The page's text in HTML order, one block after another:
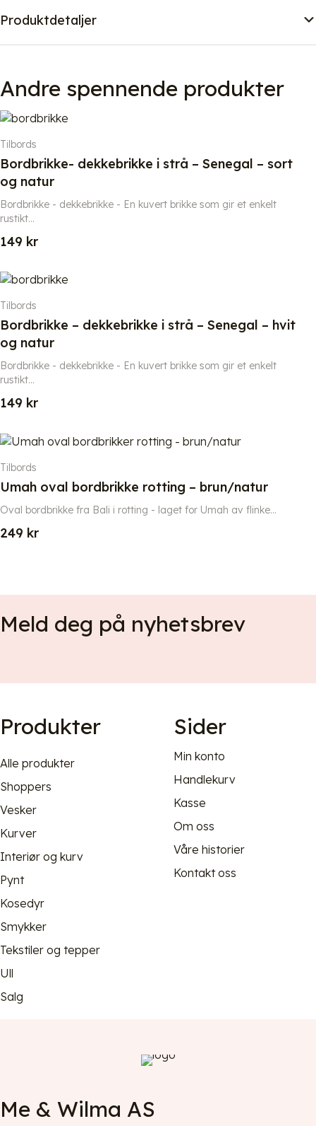
Produktdetaljer
Andre spennende produkter
Tilbords
Bordbrikke- dekkebrikke i strå – Senegal – sort
og natur
Bordbrikke - dekkebrikke - En kuvert brikke som gir et enkelt
rustikt...
149 kr
Tilbords
Bordbrikke – dekkebrikke i strå – Senegal – hvit
og natur
Bordbrikke - dekkebrikke - En kuvert brikke som gir et enkelt
rustikt...
149 kr
Tilbords
Umah oval bordbrikke rotting – brun/natur
Oval bordbrikke fra Bali i rotting - laget for Umah av flinke...
249 kr
Me & Wilma AS
Sider
Min konto
Handlekurv
Kasse
Om oss
Våre historier
Kontakt oss
Produkter
Alle produkter
Shoppers
Vesker
Kurver
Interiør og kurv
Pynt
Kosedyr
Smykker
Tekstiler og tepper
Ull
Salg
Meld deg på nyhetsbrev